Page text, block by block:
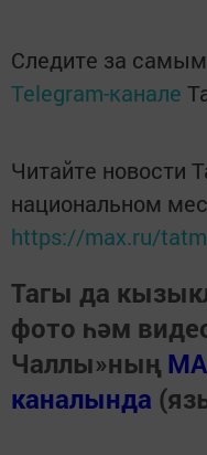
Следите за
Telegram-канале
Читайте новости
национальном
https://max.ru/
Тагы да
фото һәм
Чаллы»ның
каналында